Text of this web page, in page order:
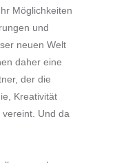
Möglichkeiten
und
neuen Welt
daher eine
der die
Kreativität
vereint. Und da